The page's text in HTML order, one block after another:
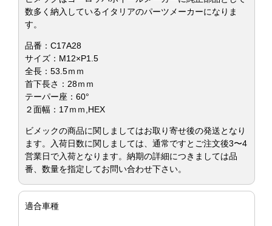
数多く納入しているイタリアのパーツメーカーになりま
す。
品番：C17A28
サイズ：M12×P1.5
全長：53.5ｍｍ
首下長さ：28ｍｍ
テーパー座：60°
２面幅：17ｍｍ,HEX
ビメックの商品に関しましてはお取り寄せ後の発送となり
ます。入荷日数に関しましては、通常ですとご注文後3〜4
営業日で入荷となります。納期の詳細につきましては品
番、数量を指定してお問い合わせ下さい。
適合車種